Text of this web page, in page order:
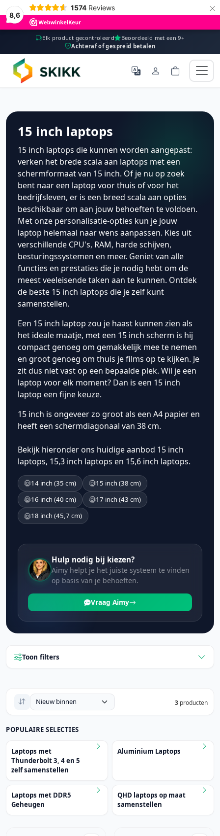
8,6
1574 Reviews ×
Elk product gecontroleerd
Beoordeeld met een 9+
Achteraf of gespreid betalen
15 inch laptops
15 inch laptops die kunnen worden aangepast:
verken het bredescala aan laptops meteen
schermformaatvan 15 inch. Of je nu op zoek
bent naareen laptop voorthuis ofvoor het
bedrijfsleven, er is een breed scala aan opties
beschikbaarom aan jouw behoeften tevoldoen.
Metonze personalisatie-opties kun je jouw
laptop helemaal naarwens aanpassen. Kies uit
verschillende CPU's, RAM, hardeschijven,
besturingssystemen en meer. Genietvan alle
functies en prestaties die je nodig hebtom de
meestveeleisendetaken aan te kunnen. Ontdek
de beste 15 inch laptops die je zelf kunt
samenstellen.
Een 15 inch laptop zou je haast kunnen zien als
het ideale maatje, met een 15 inch scherm is hij
compact genoeg om gemakkelijk mee te nemen
en groot genoeg om thuis je films op te kijken. Je
zit dus niet vast op een bepaalde plek. Wil je een
laptop voor elk moment? Dan is een 15 inch
laptop een fijne keuze.
15 inch is ongeveer zo groot als een A4 papier en
heeft een schermdiagonaal van 38 cm.
Bekijk hieronder ons huidige aanbod 15 inch
laptops, 15,3 inch laptops en 15,6 inch laptops.
14 inch (35 cm)
15 inch (38 cm)
16 inch (40 cm)
17 inch (43 cm)
18 inch (45,7 cm)
Hulp nodig bij kiezen?
Aimy helpt je het juiste systeem te vinden
op basis van je behoeften.
Vraag Aimy
Toon filters
3 producten
POPULAIRE SELECTIES
Laptops met
Thunderbolt 3, 4 en 5
zelf samenstellen
Aluminium Laptops
Laptops met DDR5
Geheugen
QHD laptops op maat
samenstellen